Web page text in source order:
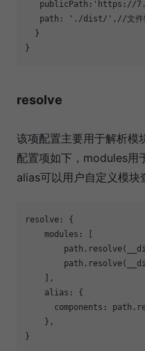
   publicPath:
'https://
path : './dist/' , //文件
  }
resolve
该项配置主要用于解析模
配置项如下，modules用
alias可以用户自定义模块
resolve: {
modules : [
    ],
alias : {
components :
    },